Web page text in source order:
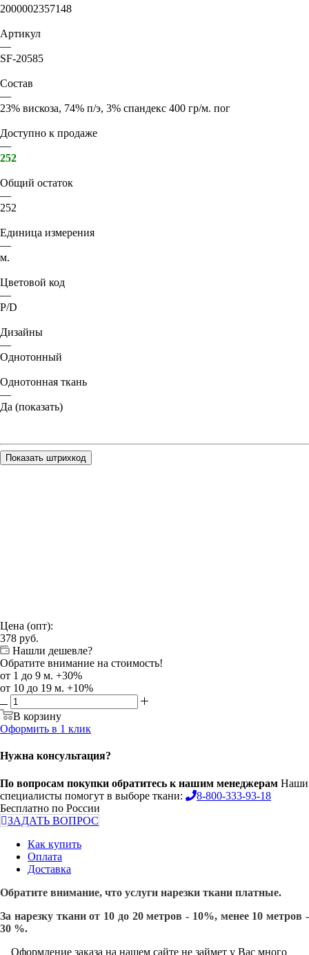
2000002357148
Артикул
—
SF-20585
Состав
—
23% вискоза, 74% п/э, 3% спандекс 400 гр/м. пог
Доступно к продаже
—
252
Общий остаток
—
252
Единица измерения
—
м.
Цветовой код
—
P/D
Дизайны
—
Однотонный
Однотонная ткань
—
Да (показать)
Показать штрихкод
Цена (опт):
378 руб.
Нашли дешевле?
Обратите внимание на стоимость!
от 1 до 9 м. +30%
от 10 до 19 м. +10%
В корзину
Оформить в 1 клик
Нужна консультация?
По вопросам покупки обратитесь к нашим менеджерам Наши
специалисты помогут в выборе ткани:
8-800-333-93-18
Бесплатно по России
ЗАДАТЬ ВОПРОС
Как купить
Оплата
Доставка
Обратите внимание, что услуги нарезки ткани платные.
За нарезку ткани от 10 до 20 метров - 10%, менее 10 метров -
30 %.
Оформление заказа на нашем сайте не займет у Вас много